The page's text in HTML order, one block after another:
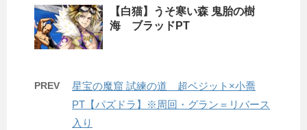
【白猫】うそ寒い森 鬼胎の樹
海 ブラッドPT
PREV
星宝の魔窟 試練の道 超ベジット×小喬
PT【パズドラ】※周回・グラン＝リバース
入り